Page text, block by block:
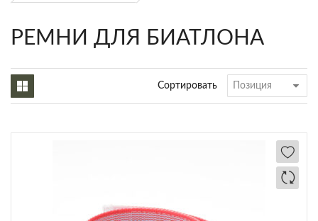
РЕМНИ ДЛЯ БИАТЛОНА
Сортировать